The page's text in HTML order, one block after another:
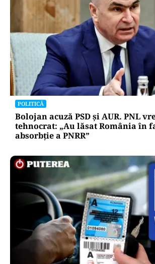
POLITICĂ
Bolojan acuză PSD și AUR. PNL
tehnocrat: „Au lăsat România în
absorbţie a PNRR”